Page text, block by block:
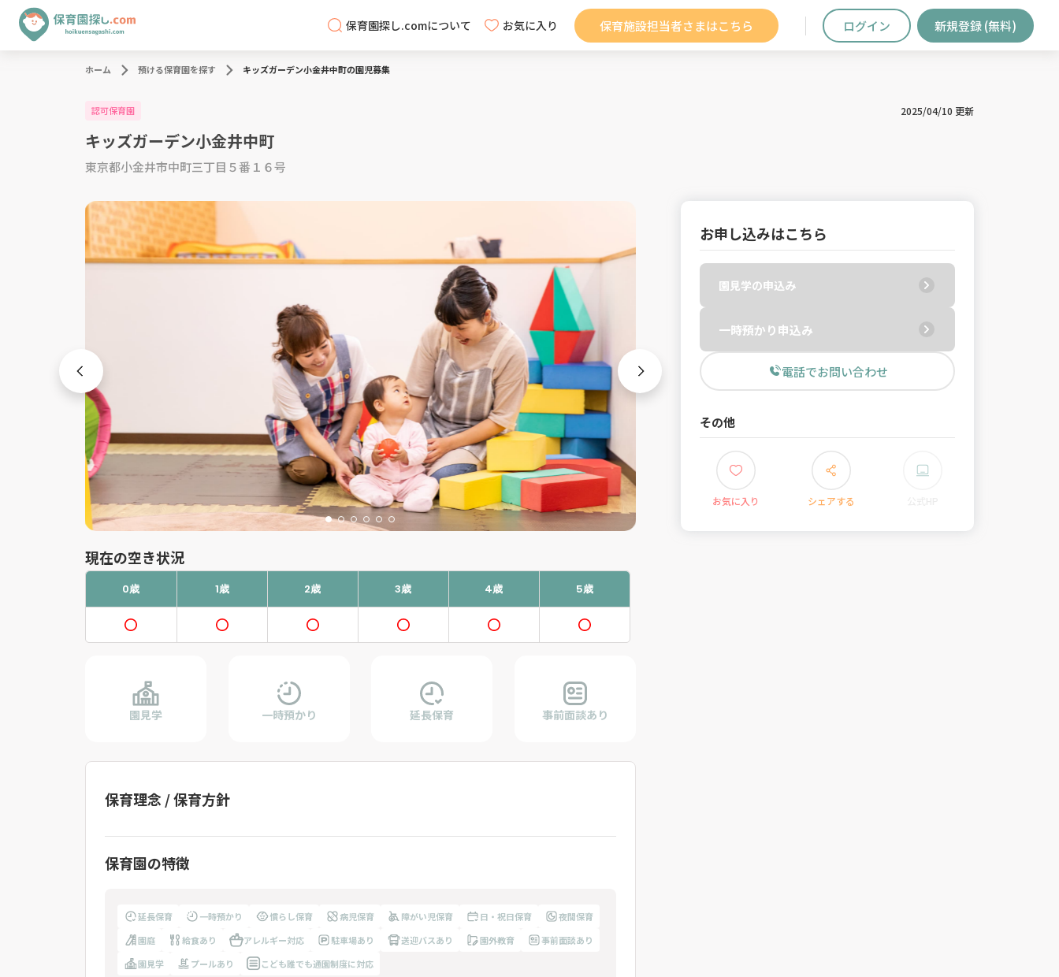
保育園探し.comについて お気に入り 保育施設担当者さまはこちら ログイン 新規登録 (無料)
ホーム 預ける保育園を探す キッズガーデン小金井中町の園児募集
認可保育園 2025/04/10 更新
キッズガーデン小金井中町
東京都小金井市中町三丁目５番１６号
現在の空き状況
0歳 1歳 2歳 3歳 4歳 5歳
園見学 一時預かり 延長保育 事前面談あり
保育理念 / 保育方針
保育園の特徴
延長保育 一時預かり 慣らし保育 病児保育 障がい児保育 日・祝日保育
夜間保育
園庭
給食あり アレルギー対応 駐車場あり 送迎バスあり 園外教育
事前面談あり
園見学
プールあり こども誰でも通園制度に対応
お申し込みはこちら
園見学の申込み
一時預かり申込み
電話でお問い合わせ
その他
お気に入り シェアする